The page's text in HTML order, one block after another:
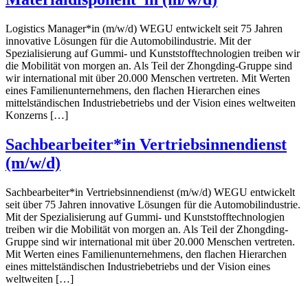
Logistics Manager*in (m/w/d) WEGU entwickelt seit 75 Jahren
innovative Lösungen für die Automobilindustrie. Mit der
Spezialisierung auf Gummi- und Kunststofftechnologien treiben wir
die Mobilität von morgen an. Als Teil der Zhongding-Gruppe sind
wir international mit über 20.000 Menschen vertreten. Mit Werten
eines Familienunternehmens, den flachen Hierarchen eines
mittelständischen Industriebetriebs und der Vision eines weltweiten
Konzerns […]
Sachbearbeiter*in Vertriebsinnendienst
(m/w/d)
Sachbearbeiter*in Vertriebsinnendienst (m/w/d) WEGU entwickelt
seit über 75 Jahren innovative Lösungen für die Automobilindustrie.
Mit der Spezialisierung auf Gummi- und Kunststofftechnologien
treiben wir die Mobilität von morgen an. Als Teil der Zhongding-
Gruppe sind wir international mit über 20.000 Menschen vertreten.
Mit Werten eines Familienunternehmens, den flachen Hierarchen
eines mittelständischen Industriebetriebs und der Vision eines
weltweiten […]